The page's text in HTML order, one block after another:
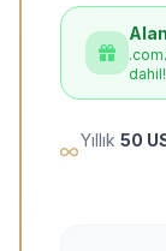
dahil!
Yıllık 50